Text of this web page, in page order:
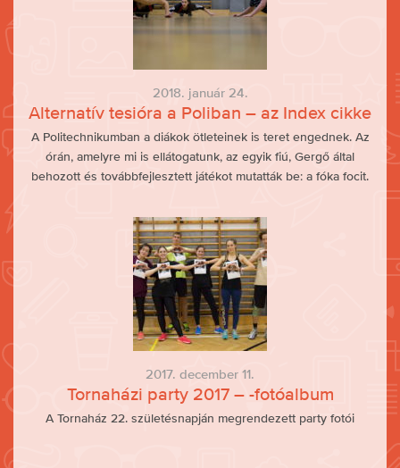
2018. január 24.
Alternatív tesióra a Poliban – az Index cikke
A Politechnikumban a diákok ötleteinek is teret engednek. Az
órán, amelyre mi is ellátogatunk, az egyik fiú, Gergő által
behozott és továbbfejlesztett játékot mutatták be: a fóka focit.
2017. december 11.
Tornaházi party 2017 – -fotóalbum
A Tornaház 22. születésnapján megrendezett party fotói